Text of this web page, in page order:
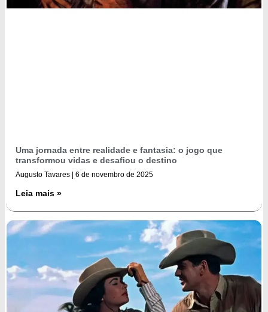
Uma jornada entre realidade e fantasia: o jogo que
transformou vidas e desafiou o destino
Augusto Tavares 6 de novembro de 2025
Leia mais »